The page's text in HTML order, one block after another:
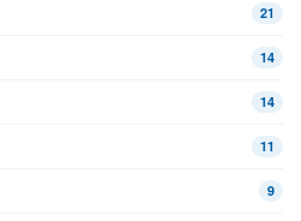
21
14
14
11
9